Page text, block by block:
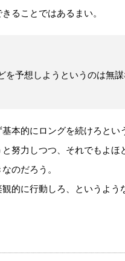
ることではあるまい。
予想しようというのは無謀
本的にロングを続けろとい
努力しつつ、それでもよほ
のだろう。
的に行動しろ、というよう